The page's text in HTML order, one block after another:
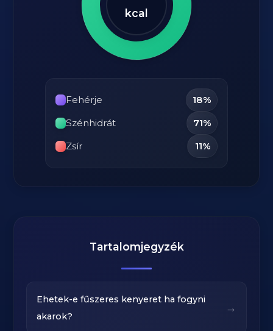
kcal
Fehérje
18%
Szénhidrát
71%
Zsír
11%
Tartalomjegyzék
Ehetek-e fűszeres kenyeret ha fogyni
akarok?
→